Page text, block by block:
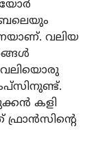
വലിയ
വലിയൊരു
കളി
ഫ്രാൻസിന്റെ